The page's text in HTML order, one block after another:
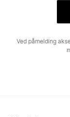
Ved påmelding